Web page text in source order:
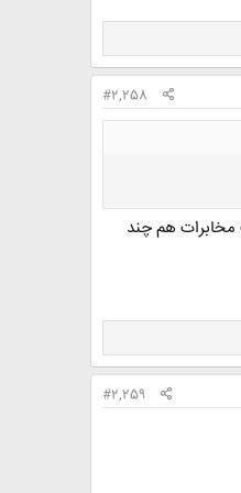
#2,258
مخابرات هم چند
#2,259